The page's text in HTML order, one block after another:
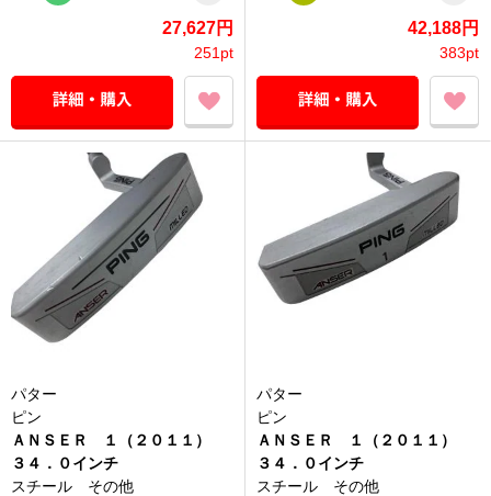
27,627円
251pt
42,188円
383pt
パター
ピン
ＡＮＳＥＲ １（２０１１）
３４．０インチ
スチール その他
パター
ピン
ＡＮＳＥＲ １（２０１１）
３４．０インチ
スチール その他